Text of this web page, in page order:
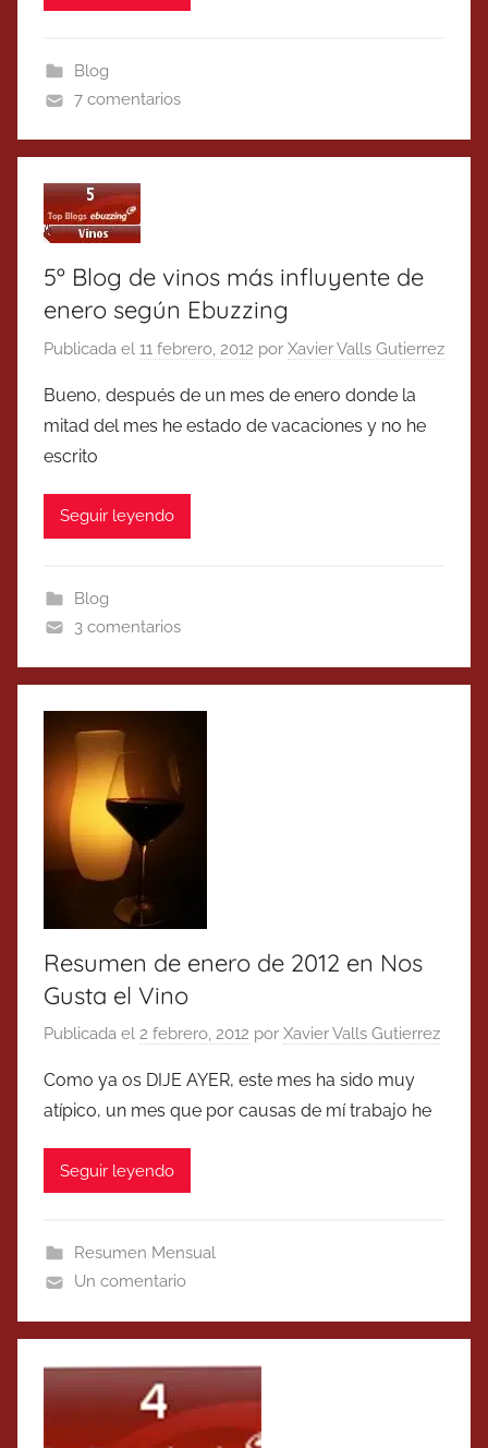
Blog
7 comentarios
5º Blog de vinos más influyente de
enero según Ebuzzing
Publicada el 11 febrero, 2012 por Xavier Valls Gutierrez
Bueno, después de un mes de enero donde la
mitad del mes he estado de vacaciones y no he
escrito
Seguir leyendo
Blog
3 comentarios
Resumen de enero de 2012 en Nos
Gusta el Vino
Publicada el 2 febrero, 2012 por Xavier Valls Gutierrez
Como ya os DIJE AYER, este mes ha sido muy
atípico, un mes que por causas de mí trabajo he
Seguir leyendo
Resumen Mensual
Un comentario